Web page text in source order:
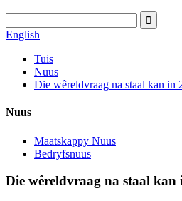
English
Tuis
Nuus
Die wêreldvraag na staal kan in
Nuus
Maatskappy Nuus
Bedryfsnuus
Die wêreldvraag na staal kan